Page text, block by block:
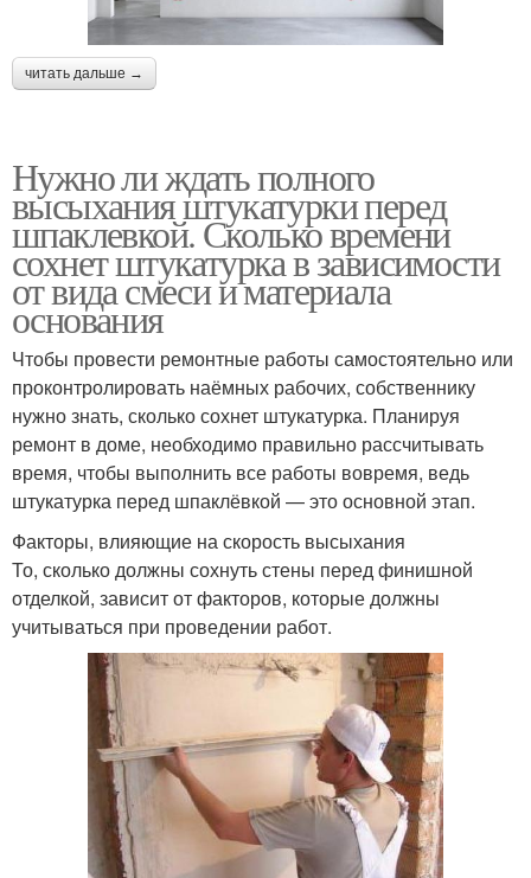
читать дальше →
Нужно ли ждать полного
высыхания штукатурки перед
шпаклевкой. Сколько времени
сохнет штукатурка в зависимости
от вида смеси и материала
основания
Чтобы провести ремонтные работы самостоятельно или
проконтролировать наёмных рабочих, собственнику
нужно знать, сколько сохнет штукатурка. Планируя
ремонт в доме, необходимо правильно рассчитывать
время, чтобы выполнить все работы вовремя, ведь
штукатурка перед шпаклёвкой — это основной этап.
Факторы, влияющие на скорость высыхания
То, сколько должны сохнуть стены перед финишной
отделкой, зависит от факторов, которые должны
учитываться при проведении работ.